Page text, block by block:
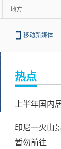
地方
移动新媒体
热点
上半年国内
印尼一火山
暂勿前往